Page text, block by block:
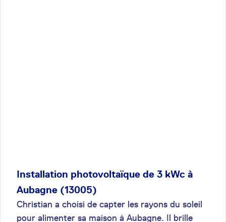
Installation photovoltaïque de 3 kWc à
Aubagne (13005)
Christian a choisi de capter les rayons du soleil
pour alimenter sa maison à Aubagne. Il brille